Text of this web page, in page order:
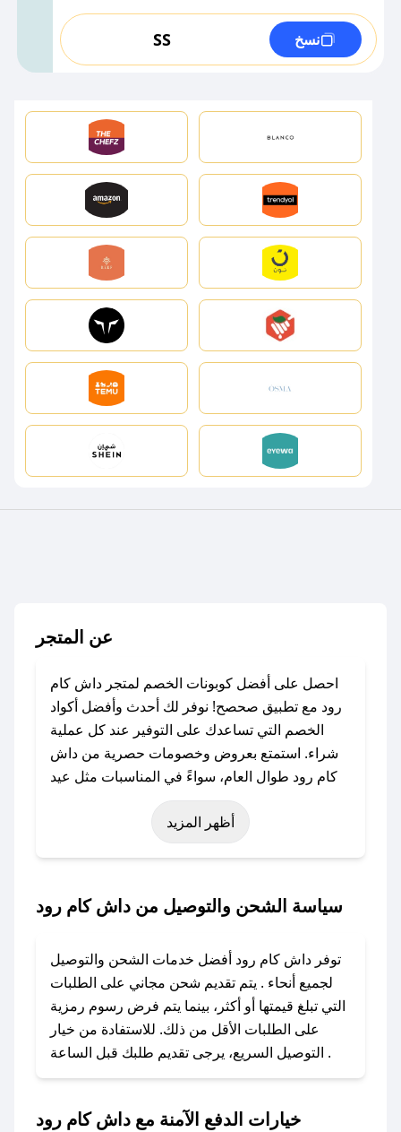
SS نسخ
عن المتجر
احصل على أفضل كوبونات الخصم لمتجر داش كام
رود مع تطبيق صحصح! نوفر لك أحدث وأفضل أكواد
الخصم التي تساعدك على التوفير عند كل عملية
شراء. استمتع بعروض وخصومات حصرية من داش
كام رود طوال العام، سواءً في المناسبات مثل عيد
الفطر، عيد الأضحى، الجمعة البيضاء (شهر نوفمبر)،
رمضان، اليوم الوطني، يوم التأسيس، أو حتى عروض
باستخدام تطبيق صحصح، يمكنك العثور بسهولة على
الكوبون، تواصل معنا عبر تويتر أو البريد الإلكتروني
لإضافته بسرعة.
### كيفية استخدام كود خصم داش كام رود؟
1. انسخ كود الخصم من تطبيق صحصح.
2. الصقه في خانة الدفع عند التسوق من داش كام
أظهر المزيد
سياسة الشحن والتوصيل من داش كام رود
توفر داش كام رود أفضل خدمات الشحن والتوصيل
لجميع أنحاء . يتم تقديم شحن مجاني على الطلبات
التي تبلغ قيمتها أو أكثر، بينما يتم فرض رسوم رمزية
على الطلبات الأقل من ذلك. للاستفادة من خيار
التوصيل السريع، يرجى تقديم طلبك قبل الساعة .
خيارات الدفع الآمنة مع داش كام رود